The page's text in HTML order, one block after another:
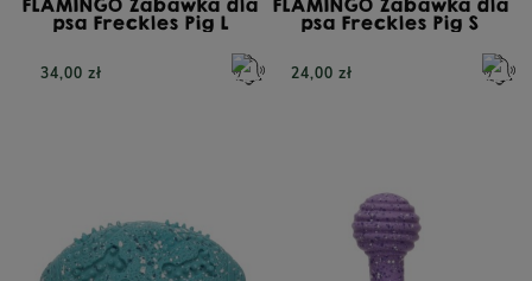
FLAMINGO Zabawka dla
psa Freckles Pig L
34,00 zł
FLAMINGO Zabawka dla
psa Freckles Pig S
24,00 zł